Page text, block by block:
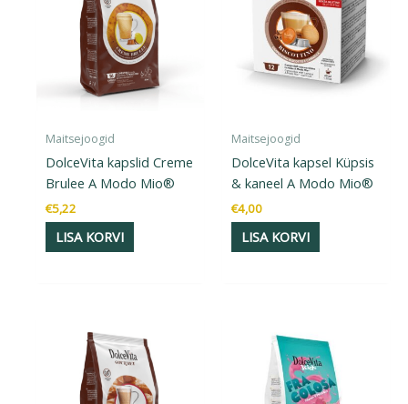
Maitsejoogid
DolceVita kapslid Creme
Brulee A Modo Mio®
€5,22
LISA KORVI
Maitsejoogid
DolceVita kapsel Küpsis
& kaneel A Modo Mio®
€4,00
LISA KORVI